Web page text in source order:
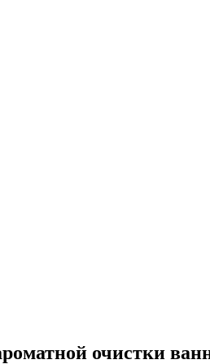
очистки